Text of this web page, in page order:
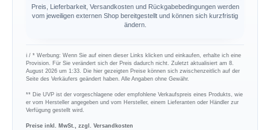
Preis, Lieferbarkeit, Versandkosten und Rückgabebedingungen werden
vom jeweiligen externen Shop bereitgestellt und können sich kurzfristig
ändern.
ℹ︎ / * Werbung: Wenn Sie auf einen dieser Links klicken und einkaufen, erhalte ich eine
Provision. Für Sie verändert sich der Preis dadurch nicht. Zuletzt aktualisiert am 8.
August 2026 um 1:33. Die hier gezeigten Preise können sich zwischenzeitlich auf der
Seite des Verkäufers geändert haben. Alle Angaben ohne Gewähr.
** Die UVP ist der vorgeschlagene oder empfohlene Verkaufspreis eines Produkts, wie
er vom Hersteller angegeben und vom Hersteller, einem Lieferanten oder Händler zur
Verfügung gestellt wird.
Preise inkl. MwSt., zzgl. Versandkosten